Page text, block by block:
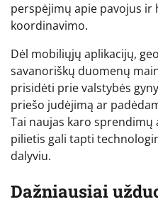
perspėjimų apie pavojus
koordinavimo.
Dėl mobiliųjų aplikacijų,
savanoriškų duomenų
prisidėti prie valstybės
priešo judėjimą ar
Tai naujas karo sprendimų
pilietis gali tapti
dalyviu.
Dažniausiai